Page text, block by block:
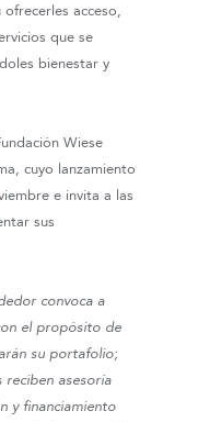
acceso,
que se
bienestar y
Wiese
cuyo lanzamiento
e invita a las
sus
convoca a
el propósito de
su portafolio;
reciben asesoría
y financiamiento